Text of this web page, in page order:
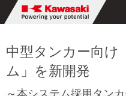
中型タンカー向け
ム」を新開発
～本システム採用タン